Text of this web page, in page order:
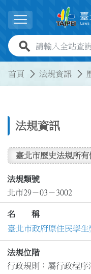
展開選單
全站查詢關鍵字
首頁 法規資訊
法規資訊
臺北市歷史法規所有
法規類號
北市29－03－3002
名 稱
臺北市政府原住民學
法規位階
行政規則：屬行政程序